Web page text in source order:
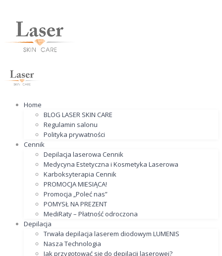
Home
BLOG LASER SKIN CARE
Regulamin salonu
Polityka prywatności
Cennik
Depilacja laserowa Cennik
Medycyna Estetyczna i Kosmetyka Laserowa
Karboksyterapia Cennik
PROMOCJA MIESIĄCA!
Promocja „Poleć nas”
POMYSŁ NA PREZENT
MediRaty – Płatność odroczona
Depilacja
Trwała depilacja laserem diodowym LUMENIS
Nasza Technologia
Jak przygotować się do depilacji laserowej?